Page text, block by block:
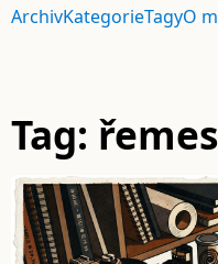
ArchivKategorieTagyO
Tag: